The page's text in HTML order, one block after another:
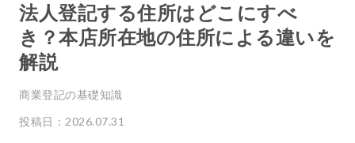
法人登記する住所はどこにすべ
き？本店所在地の住所による違いを
解説
商業登記の基礎知識
投稿日：2026.07.31